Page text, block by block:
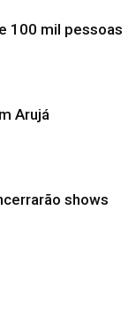
100 mil pessoas
Arujá
shows